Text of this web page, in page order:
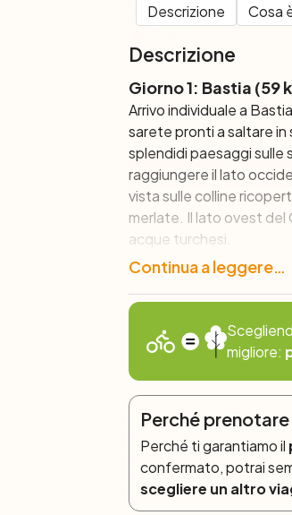
Descrizione Cosa
Descrizione
Giorno 1: Bastia (59
Arrivo individuale a
sarete pronti a saltare in
splendidi paesaggi sulle
raggiungere il lato
vista sulle colline
merlate. Il lato ovest del
acque turchesi.
Giorno 2: Golfo di
+882/-1175 m)
Il vostro breve tour
seconda dell’itinerario
corsa della vinificazione,
strada secondaria poco
Una volta raggiunto
incantevoli stradine
inoltre possibile
Giorno 3: Bastia
Continua a leggere…
migliore:
Perché
Perché ti garantiamo il
confermato, potrai
scegliere un altro